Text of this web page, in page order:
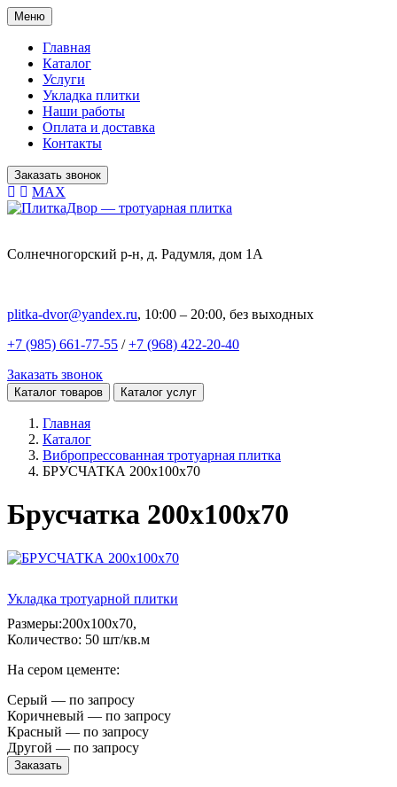
Меню
Главная
Каталог
Услуги
Укладка плитки
Наши работы
Оплата и доставка
Контакты
Заказать звонок
MAX
Солнечногорский р-н, д. Радумля, дом 1А
plitka-dvor@yandex.ru, 10:00 – 20:00, без выходных
+7 (985) 661-77-55 / +7 (968) 422-20-40
Заказать звонок
Каталог товаров Каталог услуг
Главная
Каталог
Вибропрессованная тротуарная плитка
БРУСЧАТКА 200х100х70
Брусчатка 200х100х70
Укладка тротуарной плитки
Размеры:200х100х70,
Количество: 50 шт/кв.м
На сером цементе:
Серый — по запросу
Коричневый — по запросу
Красный — по запросу
Другой — по запросу
Заказать